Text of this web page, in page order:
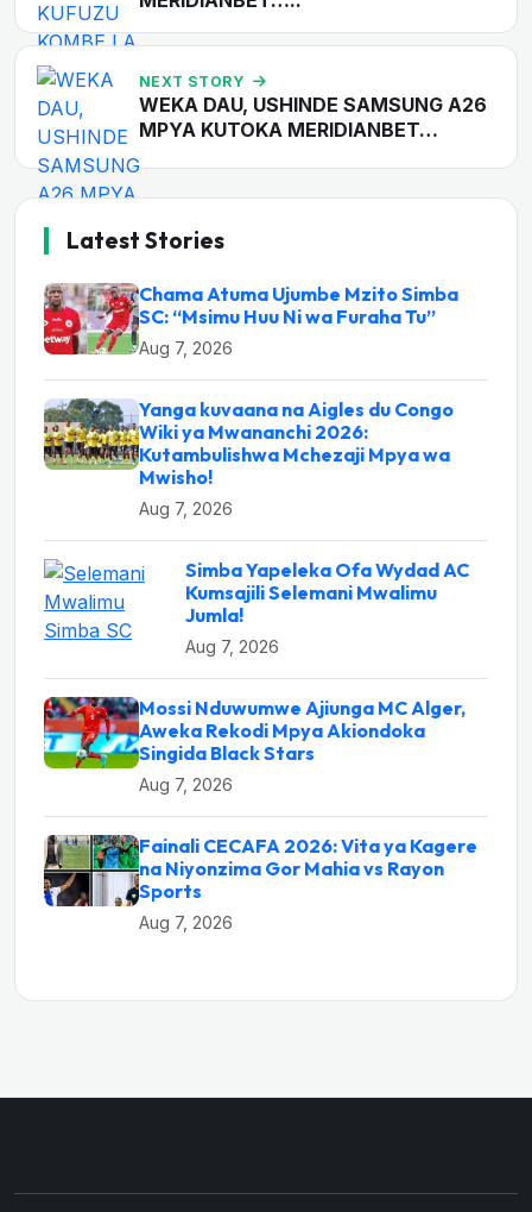
NEXT STORY
WEKA DAU, USHINDE SAMSUNG A26
MPYA KUTOKA MERIDIANBET…
Latest Stories
Chama Atuma Ujumbe Mzito Simba
SC: “Msimu Huu Ni wa Furaha Tu”
Aug 7, 2026
Yanga kuvaana na Aigles du Congo
Wiki ya Mwananchi 2026:
Kutambulishwa Mchezaji Mpya wa
Mwisho!
Aug 7, 2026
Simba Yapeleka Ofa Wydad AC
Kumsajili Selemani Mwalimu
Jumla!
Aug 7, 2026
Mossi Nduwumwe Ajiunga MC Alger,
Aweka Rekodi Mpya Akiondoka
Singida Black Stars
Aug 7, 2026
Fainali CECAFA 2026: Vita ya Kagere
na Niyonzima Gor Mahia vs Rayon
Sports
Aug 7, 2026